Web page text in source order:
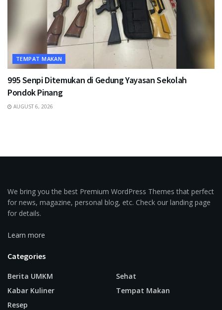
TEMPAT MAKAN
995 Senpi Ditemukan di Gedung Yayasan Sekolah
Pondok Pinang
AUGUST 6, 2026
We bring you the best Premium WordPress Themes that perfect
for news, magazine, personal blog, etc. Check our landing page
for details.
Learn more
Categories
Berita UMKM
Kabar Kuliner
Resep
Sehat
Tempat Makan